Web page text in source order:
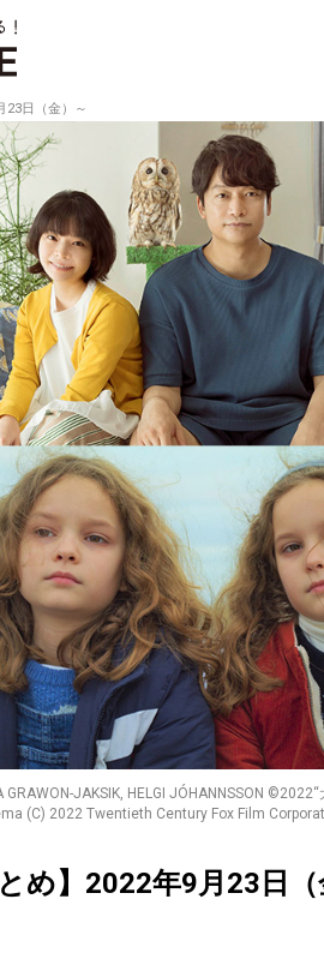
23日（金）～
GRAWON-JAKSIK, HELGI JÓHANNSSON
(C) 2022 Twentieth Century Fox Film
め】2022年9月23日（